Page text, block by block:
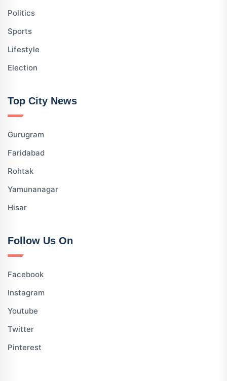
Politics
Sports
Lifestyle
Election
Top City News
Gurugram
Faridabad
Rohtak
Yamunanagar
Hisar
Follow Us On
Facebook
Instagram
Youtube
Twitter
Pinterest